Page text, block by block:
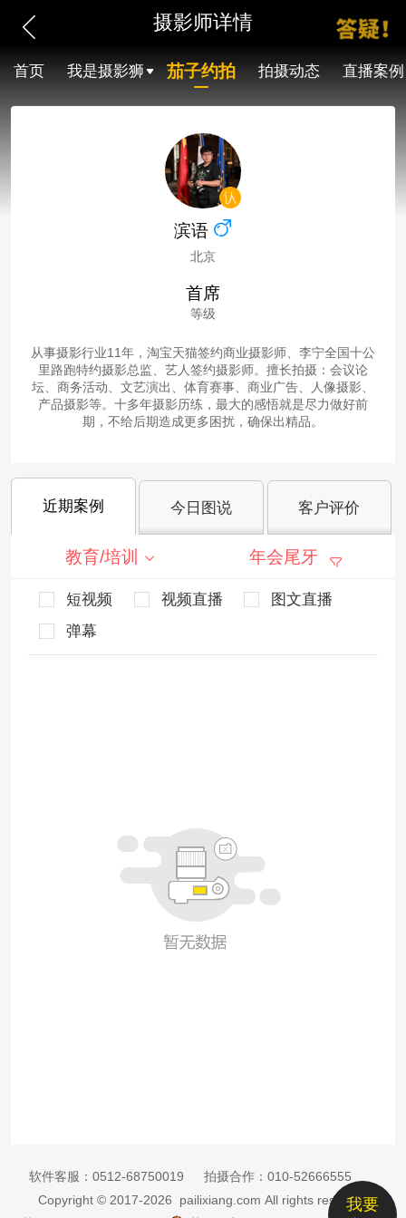
摄影师详情
首页 我是摄影狮 茄子约拍 拍摄动态 直播案例
滨语
北京
首席
等级
从事摄影行业11年，淘宝天猫签约商业摄影师、李宁全国十公
里路跑特约摄影总监、艺人签约摄影师。擅长拍摄：会议论
坛、商务活动、文艺演出、体育赛事、商业广告、人像摄影、
产品摄影等。十多年摄影历练，最大的感悟就是尽力做好前
期，不给后期造成更多困扰，确保出精品。
近期案例 今日图说 客户评价
教育/培训 年会尾牙
短视频 视频直播
图文直播
弹幕
我要
软件客服： 0512-68750019 拍摄合作： 010-52666555
Copyright © 2017-2026 pailixiang.com All rights reserved